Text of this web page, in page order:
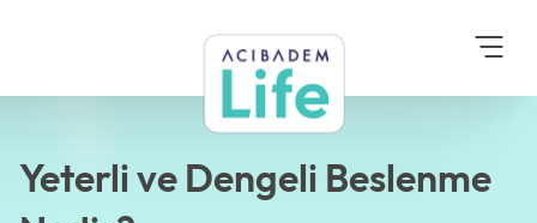
Beden Sağlığı
Nedir?
Yeterli ve Dengeli Beslenme